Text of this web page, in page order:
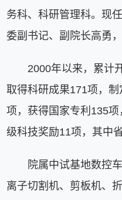
务科、科研管理科。现
委副书记、副院长高勇
2000年以来，累计
取得科研成果171项，
项，获得国家专利135
级科技奖励11项，其中
院属中试基地数控
离子切割机、剪板机、